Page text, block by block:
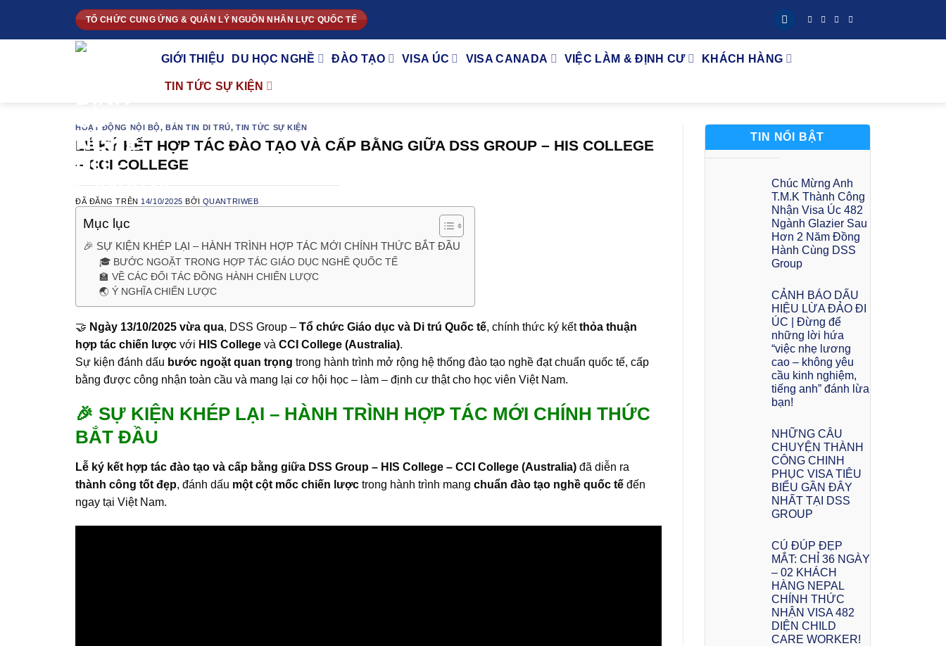
nội
TỔ CHỨC CUNG ỨNG & QUẢN LÝ NGUỒN NHÂN LỰC QUỐC TẾ
GIỚI THIỆU DU HỌC NGHỀ ĐÀO TẠO VISA ÚC VISA CANADA VIỆC LÀM & ĐỊNH CƯ KHÁCH HÀNG
TIN TỨC SỰ KIỆN
HOẠT ĐỘNG NỘI BỘ,BẢN TIN DI TRÚ,TIN TỨC SỰ KIỆN
LỄ KÝ KẾT HỢP TÁC ĐÀO TẠO VÀ CẤP BẰNG GIỮA DSS GROUP – HIS COLLEGE
– CCI COLLEGE
ĐÃ ĐĂNG TRÊN 14/10/2025 BỞI QUANTRIWEB
Mục lục
🎉 SỰ KIỆN KHÉP LẠI – HÀNH TRÌNH HỢP TÁC MỚI CHÍNH THỨC BẮT ĐẦU
🎓 BƯỚC NGOẶT TRONG HỢP TÁC GIÁO DỤC NGHỀ QUỐC TẾ
🏫 VỀ CÁC ĐỐI TÁC ĐỒNG HÀNH CHIẾN LƯỢC
🌏 Ý NGHĨA CHIẾN LƯỢC
🤝 Ngày 13/10/2025 vừa qua, DSS Group – Tổ chức Giáo dục và Di trú Quốc tế, chính thức ký kếtthỏa thuận
hợp tác chiến lược với HIS College và CCI College (Australia).
Sự kiện đánh dấu bước ngoặt quan trọng trong hành trình mở rộng hệ thống đào tạo nghề đạt chuẩn quốc tế, cấp
bằng được công nhận toàn cầu và mang lại cơ hội học – làm – định cư thật cho học viên Việt Nam.
🎉 SỰ KIỆN KHÉP LẠI – HÀNH TRÌNH HỢP TÁC MỚI CHÍNH THỨC
BẮT ĐẦU
Lễ ký kết hợp tác đào tạo và cấp bằng giữa DSS Group – HIS College – CCI College (Australia) đã diễn ra
thành công tốt đẹp, đánh dấu một cột mốc chiến lược trong hành trình mang chuẩn đào tạo nghề quốc tế đến
ngay tại Việt Nam.
TIN NỔI BẬT
Chúc Mừng Anh
T.M.K Thành Công
Nhận Visa Úc 482
Ngành Glazier Sau
Hơn 2 Năm Đồng
Hành Cùng DSS
Group
CẢNH BÁO DẤU
HIỆU LỪA ĐẢO ĐI
ÚC | Đừng để
những lời hứa
“việc nhẹ lương
cao – không yêu
cầu kinh nghiệm,
tiếng anh” đánh lừa
bạn!
NHỮNG CÂU
CHUYỆN THÀNH
CÔNG CHINH
PHỤC VISA TIÊU
BIỂU GẦN ĐÂY
NHẤT TẠI DSS
GROUP
CÚ ĐÚP ĐẸP
MẮT: CHỈ 36 NGÀY
– 02 KHÁCH
HÀNG NEPAL
CHÍNH THỨC
NHẬN VISA 482
DIỆN CHILD
CARE WORKER!